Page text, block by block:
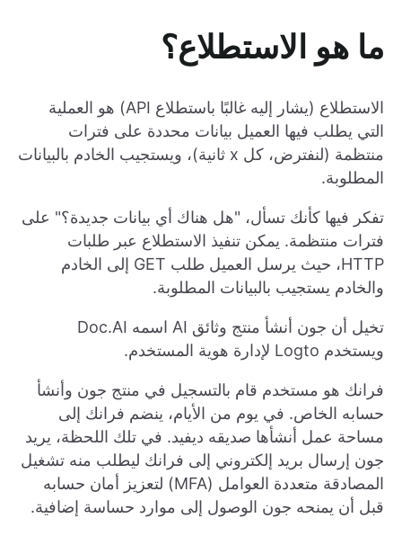
ما هو الاستطلاع؟
الاستطلاع (يشار إليه غالبًا باستطلاع API) هو العملية
التي يطلب فيها العميل بيانات محددة على فترات
منتظمة (لنفترض، كل x ثانية)، ويستجيب الخادم بالبيانات
المطلوبة.
تفكر فيها كأنك تسأل، "هل هناك أي بيانات جديدة؟" على
فترات منتظمة. يمكن تنفيذ الاستطلاع عبر طلبات
HTTP، حيث يرسل العميل طلب GET إلى الخادم
والخادم يستجيب بالبيانات المطلوبة.
تخيل أن جون أنشأ منتج وثائق AI اسمه Doc.AI
ويستخدم Logto لإدارة هوية المستخدم.
فرانك هو مستخدم قام بالتسجيل في منتج جون وأنشأ
حسابه الخاص. في يوم من الأيام، ينضم فرانك إلى
مساحة عمل أنشأها صديقه ديفيد. في تلك اللحظة، يريد
جون إرسال بريد إلكتروني إلى فرانك ليطلب منه تشغيل
المصادقة متعددة العوامل (MFA) لتعزيز أمان حسابه
قبل أن يمنحه جون الوصول إلى موارد حساسة إضافية.